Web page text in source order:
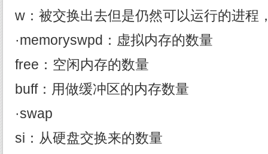
w：被交换出去但是仍然可以运行的进程
·memoryswpd：虚拟内存的数量
free：空闲内存的数量
buff：用做缓冲区的内存数量
·swap
si：从硬盘交换来的数量